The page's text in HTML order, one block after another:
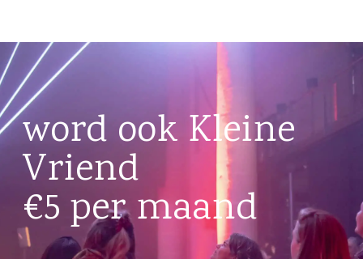
word ook Kleine
Vriend
€5 per maand